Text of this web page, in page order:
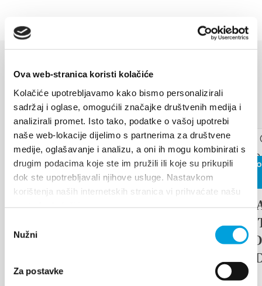
Ova web-stranica koristi kolačiće
Kolačiće upotrebljavamo kako bismo personalizirali
sadržaj i oglase, omogućili značajke društvenih medija i
analizirali promet. Isto tako, podatke o vašoj upotrebi
naše web-lokacije dijelimo s partnerima za društvene
medije, oglašavanje i analizu, a oni ih mogu kombinirati s
drugim podacima koje ste im pružili ili koje su prikupili
dok ste upotrebljavali njihove usluge. Nastavkom
korištenja naših internetskih stranica vi prihvaćate našu
pristanka
Nužni
Za postavke
EVENTOS
Descubre más
17 de agosto de 2026
Arias under the stars
LEER MÁS
26 de
de 2026
17th
FAIR